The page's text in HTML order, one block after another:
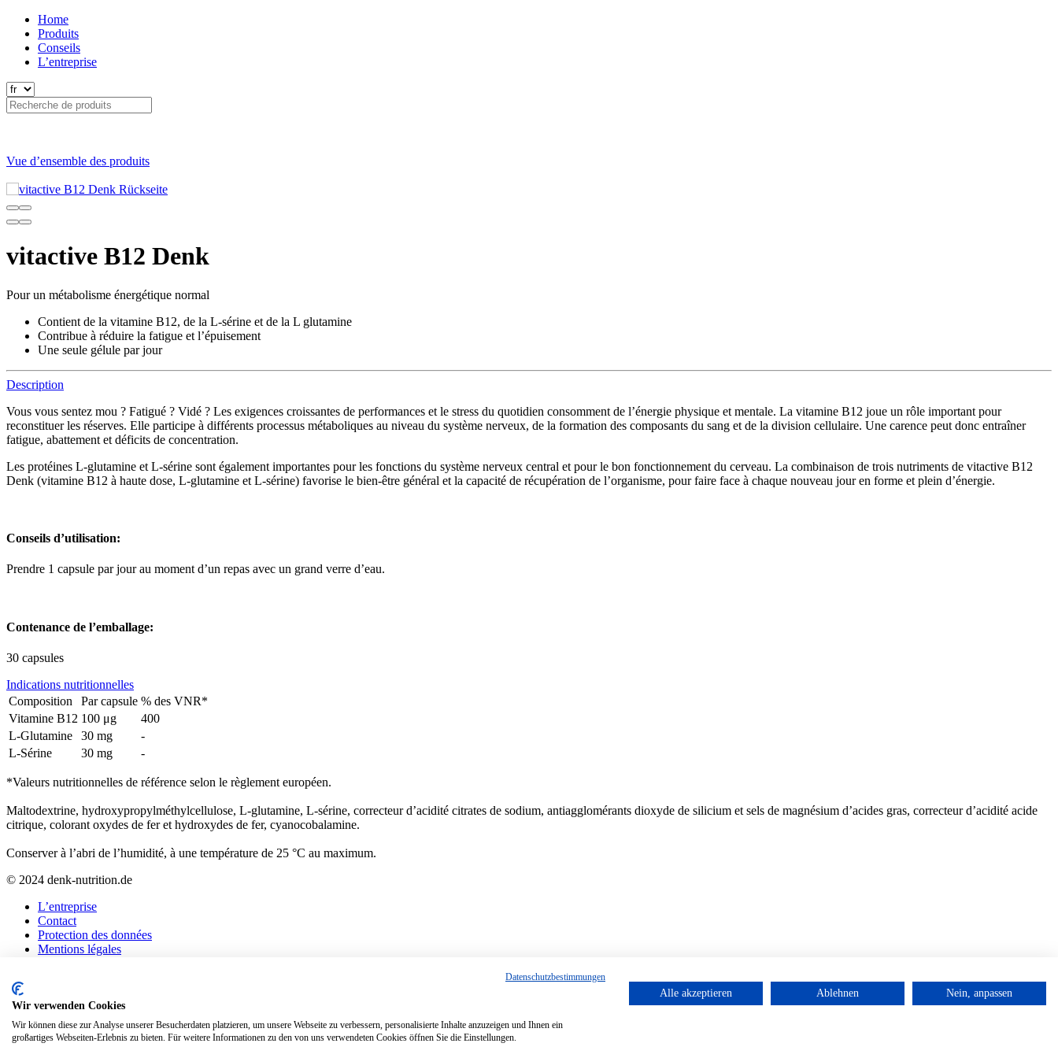
Home
Produits
Conseils
L’entreprise
Vue d’ensemble des produits
vitactive B12 Denk
Pour un métabolisme énergétique normal
Contient de la vitamine B12, de la L-sérine et de la L glutamine
Contribue à réduire la fatigue et l’épuisement
Une seule gélule par jour
Description
Vous vous sentez mou ? Fatigué ? Vidé ? Les exigences croissantes de performances et le stress du quotidien consomment de l’énergie physique et mentale. La vitamine B12 joue un rôle important pour
reconstituer les réserves. Elle participe à différents processus métaboliques au niveau du système nerveux, de la formation des composants du sang et de la division cellulaire. Une carence peut donc entraîner
fatigue, abattement et déficits de concentration.
Les protéines L-glutamine et L-sérine sont également importantes pour les fonctions du système nerveux central et pour le bon fonctionnement du cerveau. La combinaison de trois nutriments de vitactive B12
Denk (vitamine B12 à haute dose, L-glutamine et L-sérine) favorise le bien-être général et la capacité de récupération de l’organisme, pour faire face à chaque nouveau jour en forme et plein d’énergie.
Conseils d’utilisation:
Prendre 1 capsule par jour au moment d’un repas avec un grand verre d’eau.
Contenance de l’emballage:
30 capsules
Indications nutritionnelles
Composition
Par capsule % des VNR*
Vitamine B12 100 μg
400
L-Glutamine
30 mg
-
L-Sérine
30 mg -
*Valeurs nutritionnelles de référence selon le règlement européen.
Maltodextrine, hydroxypropylméthylcellulose, L-glutamine, L-sérine, correcteur d’acidité citrates de sodium, antiagglomérants dioxyde de silicium et sels de magnésium d’acides gras, correcteur d’acidité acide
citrique, colorant oxydes de fer et hydroxydes de fer, cyanocobalamine.
Conserver à l’abri de l’humidité, à une température de 25 °C au maximum.
© 2024 denk-nutrition.de
L’entreprise
Contact
Protection des données
Mentions légales
Home
Conseils
L’entreprise
Datenschutzbestimmungen
Wir verwenden Cookies
Wir können diese zur Analyse unserer Besucherdaten platzieren, um unsere Webseite zu verbessern, personalisierte Inhalte anzuzeigen und Ihnen ein
großartiges Webseiten-Erlebnis zu bieten. Für weitere Informationen zu den von uns verwendeten Cookies öffnen Sie die Einstellungen.
Alle akzeptieren Ablehnen Nein, anpassen